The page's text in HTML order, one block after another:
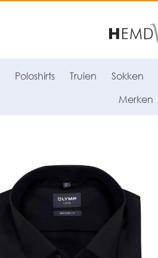
Poloshirts Truien Sokken
Merken